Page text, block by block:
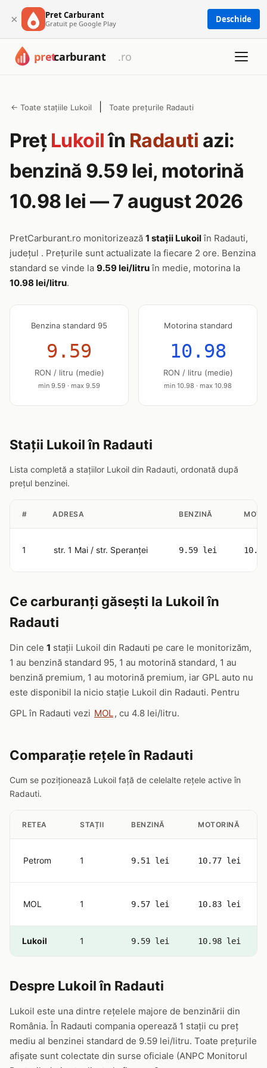
× Pret Carburant
Gratuit pe Google Play Deschide
← Toate stațiile Lukoil Toate prețurile Radauti
Preț Lukoilîn Radauti azi:
benzină 9.59 lei, motorină
10.98 lei — 7 august 2026
PretCarburant.ro monitorizează 1 stații Lukoilîn Radauti,
județul . Prețurile sunt actualizate la fiecare 2 ore. Benzina
standard se vinde la 9.59 lei/litruîn medie, motorina la
10.98 lei/litru.
Benzina standard 95
9.59
RON / litru (medie)
min 9.59 · max 9.59
Motorina standard
10.98
RON / litru (medie)
min 10.98 · max 10.98
Stații Lukoil în Radauti
Lista completă a stațiilor Lukoil din Radauti, ordonată după
prețul benzinei.
# ADRESA BENZINĂ
1 str. 1 Mai / str. Speranței 9.59 lei
Ce carburanți găsești la Lukoil în
Radauti
Din cele 1 stații Lukoil din Radauti pe care le monitorizăm,
1 au benzină standard 95, 1 au motorină standard, 1 au
benzină premium, 1 au motorină premium, iar GPL auto nu
este disponibil la nicio stație Lukoil din Radauti. Pentru
GPL în Radauti vezi MOL, cu 4.8 lei/litru.
Comparație rețele în Radauti
Cum se poziționează Lukoil față de celelalte rețele active în
Radauti.
RETEA STAȚII BENZINĂ MOTORINĂ
Petrom 1 9.51 lei 10.77 lei
MOL 1 9.57 lei 10.83 lei
Lukoil 1 9.59 lei 10.98 lei
Despre Lukoil în Radauti
Lukoil este una dintre rețelele majore de benzinării din
România. În Radauti compania operează 1 stații cu preț
mediu al benzinei standard de 9.59 lei/litru. Toate prețurile
afișate sunt colectate din surse oficiale (ANPC Monitorul